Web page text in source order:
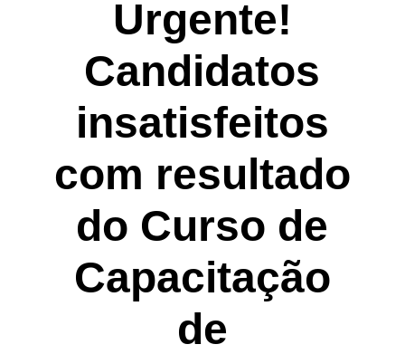
Urgente!
Candidatos
insatisfeitos
com resultado
do Curso de
Capacitação
de